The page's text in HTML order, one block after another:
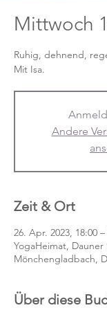
Mittwoch
Ruhig, dehnend,
Mit Isa.
Andere
Zeit & Ort
26. Apr. 2023, 18:00 –
YogaHeimat, Dauner
Mönchengladbach,
Über diese